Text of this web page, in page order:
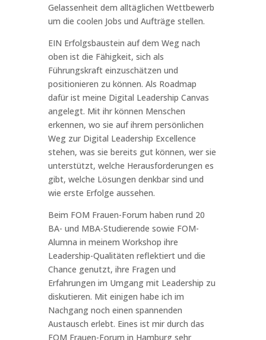
Gelassenheit dem alltäglichen Wettbewerb
um die coolen Jobs und Aufträge stellen.
EIN Erfolgsbaustein auf dem Weg nach
oben ist die Fähigkeit, sich als
Führungskraft einzuschätzen und
positionieren zu können. Als Roadmap
dafür ist meine Digital Leadership Canvas
angelegt. Mit ihr können Menschen
erkennen, wo sie auf ihrem persönlichen
Weg zur Digital Leadership Excellence
stehen, was sie bereits gut können, wer sie
unterstützt, welche Herausforderungen es
gibt, welche Lösungen denkbar sind und
wie erste Erfolge aussehen.
Beim FOM Frauen-Forum haben rund 20
BA- und MBA-Studierende sowie FOM-
Alumna in meinem Workshop ihre
Leadership-Qualitäten reflektiert und die
Chance genutzt, ihre Fragen und
Erfahrungen im Umgang mit Leadership zu
diskutieren. Mit einigen habe ich im
Nachgang noch einen spannenden
Austausch erlebt. Eines ist mir durch das
FOM Frauen-Forum in Hamburg sehr